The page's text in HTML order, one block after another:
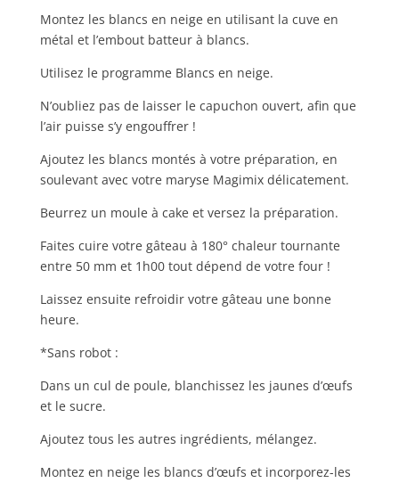
Montez les blancs en neige en utilisant la cuve en
métal et l’embout batteur à blancs.
Utilisez le programme Blancs en neige.
N’oubliez pas de laisser le capuchon ouvert, afin que
l’air puisse s’y engouffrer !
Ajoutez les blancs montés à votre préparation, en
soulevant avec votre maryse Magimix délicatement.
Beurrez un moule à cake et versez la préparation.
Faites cuire votre gâteau à 180° chaleur tournante
entre 50 mm et 1h00 tout dépend de votre four !
Laissez ensuite refroidir votre gâteau une bonne
heure.
*Sans robot :
Dans un cul de poule, blanchissez les jaunes d’œufs
et le sucre.
Ajoutez tous les autres ingrédients, mélangez.
Montez en neige les blancs d’œufs et incorporez-les